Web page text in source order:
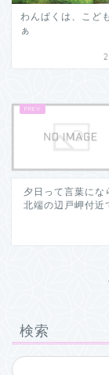
わんぱくは、こど
ぁ
夕日って言葉にな
北端の辺戸岬付近
検索